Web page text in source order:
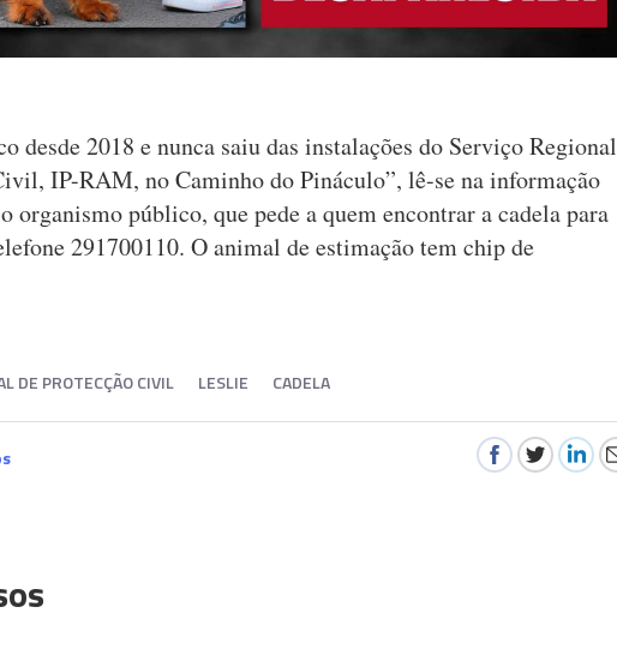
desde 2018 e nunca saiu das instalações do Serviço Regional
IP-RAM, no Caminho do Pináculo”, lê-se na informação
organismo público, que pede a quem encontrar a cadela para
291700110. O animal de estimação tem chip de
DE PROTECÇÃO CIVIL LESLIE CADELA